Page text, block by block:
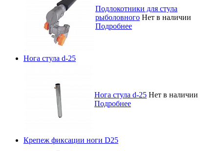
Подлокотники для стула
рыболовного Нет в наличии
Подробнее
Нога стула d-25
Нога стула d-25 Нет в наличии
Подробнее
Крепеж фиксации ноги D25